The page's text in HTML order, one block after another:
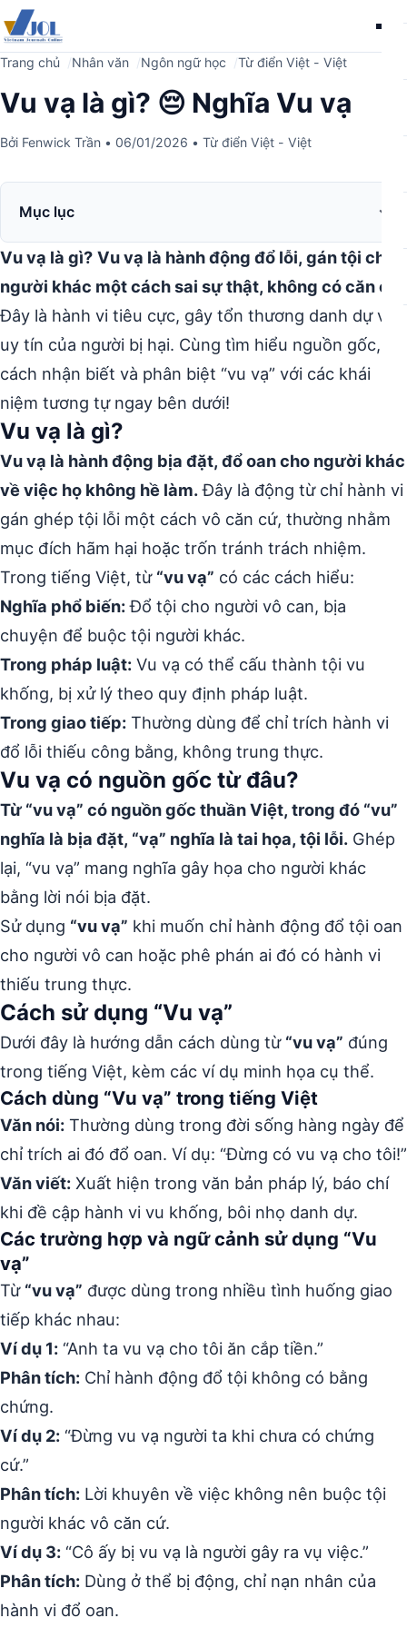
Trang chủ Nhân văn Ngôn ngữ học Từ điển Việt - Việt
Vu vạ là gì? 😔 Nghĩa Vu vạ
Bởi Fenwick Trần • 06/01/2026 • Từ điển Việt - Việt
Mục lục
Vu vạ là gì? Vu vạ là hành động đổ lỗi, gán tội cho
người khác một cách sai sự thật, không có căn cứ.
Đây là hành vi tiêu cực, gây tổn thương danh dự và
uy tín của người bị hại. Cùng tìm hiểu nguồn gốc,
cách nhận biết và phân biệt “vu vạ” với các khái
niệm tương tự ngay bên dưới!
Vu vạ là gì?
Vu vạ là hành động bịa đặt, đổ oan cho người khác
về việc họ không hề làm.Đây là động từ chỉ hành vi
gán ghép tội lỗi một cách vô căn cứ, thường nhằm
mục đích hãm hại hoặc trốn tránh trách nhiệm.
Trong tiếng Việt, từ “vu vạ” có các cách hiểu:
Nghĩa phổ biến:Đổ tội cho người vô can, bịa
chuyện để buộc tội người khác.
Trong pháp luật: Vu vạ có thể cấu thành tội vu
khống, bị xử lý theo quy định pháp luật.
Trong giao tiếp: Thường dùng để chỉ trích hành vi
đổ lỗi thiếu công bằng, không trung thực.
Vu vạ có nguồn gốc từ đâu?
Từ “vu vạ” có nguồn gốc thuần Việt, trong đó “vu”
nghĩa là bịa đặt, “vạ” nghĩa là tai họa, tội lỗi. Ghép
lại, “vu vạ” mang nghĩa gây họa cho người khác
bằng lời nói bịa đặt.
Sử dụng “vu vạ” khi muốn chỉ hành động đổ tội oan
cho người vô can hoặc phê phán ai đó có hành vi
thiếu trung thực.
Cách sử dụng “Vu vạ”
Dưới đây là hướng dẫn cách dùng từ “vu vạ” đúng
trong tiếng Việt, kèm các ví dụ minh họa cụ thể.
Cách dùng “Vu vạ” trong tiếng Việt
Văn nói: Thường dùng trong đời sống hàng ngày để
chỉ trích ai đó đổ oan. Ví dụ: “Đừng có vu vạ cho tôi!”
Văn viết: Xuất hiện trong văn bản pháp lý, báo chí
khi đề cập hành vi vu khống, bôi nhọ danh dự.
Các trường hợp và ngữ cảnh sử dụng “Vu
vạ”
Từ “vu vạ” được dùng trong nhiều tình huống giao
tiếp khác nhau:
Ví dụ 1: “Anh ta vu vạ cho tôi ăn cắp tiền.”
Phân tích: Chỉ hành động đổ tội không có bằng
chứng.
Ví dụ 2: “Đừng vu vạ người ta khi chưa có chứng
cứ.”
Phân tích: Lời khuyên về việc không nên buộc tội
người khác vô căn cứ.
Ví dụ 3: “Cô ấy bị vu vạ là người gây ra vụ việc.”
Phân tích: Dùng ở thể bị động, chỉ nạn nhân của
hành vi đổ oan.